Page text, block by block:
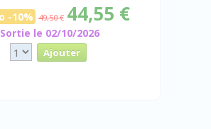
-10% 49,50 € 44,55 €
Sortie le 02/10/2026